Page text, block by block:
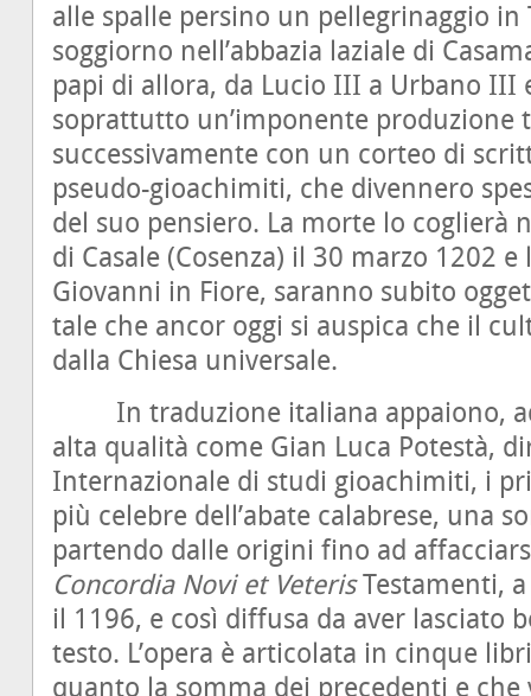
alle spalle persino un pellegrinaggio in
soggiorno nell’abbazia laziale di
papi di allora, da Lucio III a Urbano III
soprattutto un’imponente produzione
successivamente con un corteo di
pseudo-gioachimiti, che divennero
del suo pensiero. La morte lo coglierà
di Casale (Cosenza) il 30 marzo 1202
Giovanni in Fiore, saranno subito
tale che ancor oggi si auspica che il
dalla Chiesa universale.
In traduzione italiana appaiono,
alta qualità come Gian Luca Potestà,
Internazionale di studi gioachimiti, i
più celebre dell’abate calabrese, una
partendo dalle origini fino ad
Concordia Novi et VeterisTestamenti,
il 1196, e così diffusa da aver lasciato
testo. L’opera è articolata in cinque
quanto la somma dei precedenti e